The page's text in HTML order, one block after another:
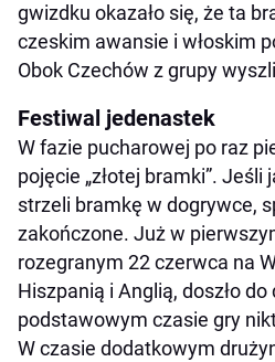
gwizdku okazało się, że ta
czeskim awansie i włoskim
Obok Czechów z grupy
Festiwal jedenastek
W fazie pucharowej po raz
pojęcie „złotej bramki”.
strzeli bramkę w dogrywce,
zakończone. Już w
rozegranym 22 czerwca na
Hiszpanią i Anglią, doszło
podstawowym czasie gry
W czasie dodatkowym